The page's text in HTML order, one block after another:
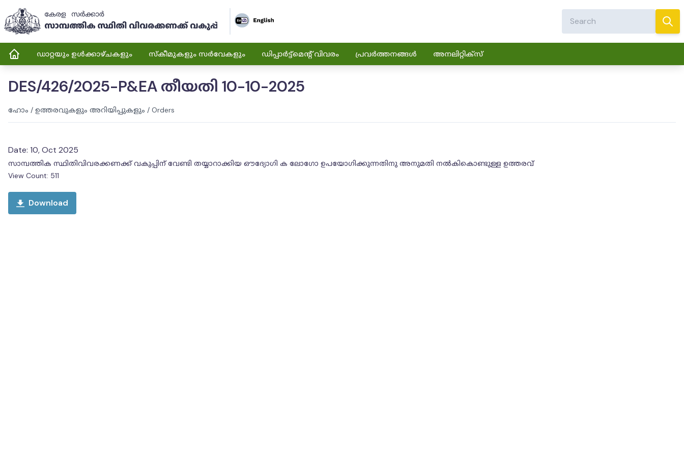
ഡാറ്റയും ഉൾക്കാഴ്ചകളും സ്കീമുകളും സർവേകളും ഡിപ്പാർട്ട്മെന്റ് വിവരം പ്രവർത്തനങ്ങൾ അനലിറ്റിക്സ്
DES/426/2025-P&EA തീയതി 10-10-2025
ഹോം / ഉത്തരവുകളും അറിയിപ്പുകളും / Orders
Date: 10, Oct 2025
സാമ്പത്തിക സ്ഥിതിവിവരക്കണക്ക് വകുപ്പിന് വേണ്ടി തയ്യാറാക്കിയ ഔദ്യോഗി ക ലോഗോ ഉപയോഗിക്കുന്നതിനു അനുമതി നൽകികൊണ്ടുള്ള ഉത്തരവ്
View Count: 511
Download